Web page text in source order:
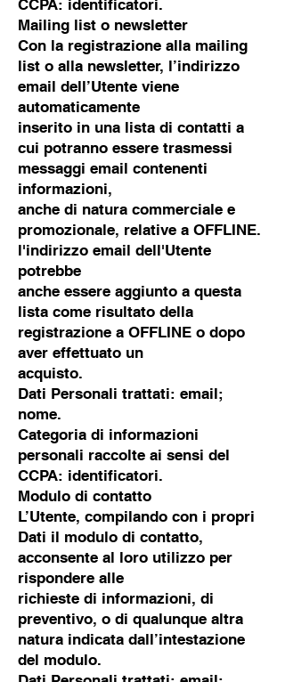
CCPA: identificatori.
Mailing list o newsletter
Con la registrazione alla mailing
list o alla newsletter, l’indirizzo
email dell’Utente viene
automaticamente
inserito in una lista di contatti a
cui potranno essere trasmessi
messaggi email contenenti
informazioni,
anche di natura commerciale e
promozionale, relative a OFFLINE.
l'indirizzo email dell'Utente
potrebbe
anche essere aggiunto a questa
lista come risultato della
registrazione a OFFLINE o dopo
aver effettuato un
acquisto.
Dati Personali trattati: email;
nome.
Categoria di informazioni
personali raccolte ai sensi del
CCPA: identificatori.
Modulo di contatto
L’Utente, compilando con i propri
Dati il modulo di contatto,
acconsente al loro utilizzo per
rispondere alle
richieste di informazioni, di
preventivo, o di qualunque altra
natura indicata dall’intestazione
del modulo.